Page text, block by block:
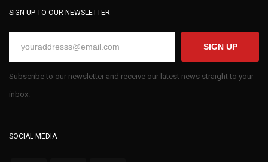
SIGN UP TO OUR NEWSLETTER
SIGN UP
Subscribe to our newsletter and receive our latest news straight to your
inbox.
SOCIAL MEDIA